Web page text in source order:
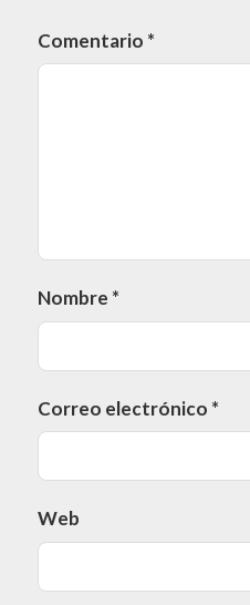
Comentario *
Nombre *
Correo electrónico *
Web